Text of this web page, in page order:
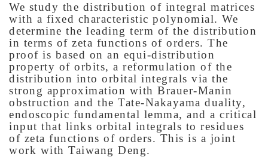
We study the distribution of integral matrices
with a fixed characteristic polynomial. We
determine the leading term of the distribution
in terms of zeta functions of orders. The
proof is based on an equi-distribution
property of orbits, a reformulation of the
distribution into orbital integrals via the
strong approximation with Brauer-Manin
obstruction and the Tate-Nakayama duality,
endoscopic fundamental lemma, and a critical
input that links orbital integrals to residues
of zeta functions of orders. This is a joint
work with Taiwang Deng.